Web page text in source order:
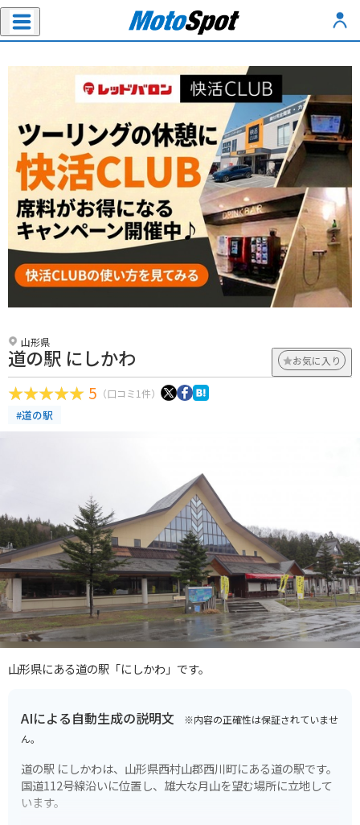
山形県
道の駅 にしかわ お気に入り
5 （口コミ1件）
#道の駅
山形県にある道の駅「にしかわ」です。
AIによる自動生成の説明文 ※内容の正確性は保証されていませ
ん。
道の駅 にしかわは、山形県西村山郡西川町にある道の駅です。
国道112号線沿いに位置し、雄大な月山を望む場所に立地して
います。